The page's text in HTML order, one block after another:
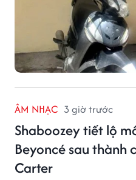
ÂM NHẠC 3 giờ trước
Shaboozey tiết lộ
Beyoncé sau thành
Carter